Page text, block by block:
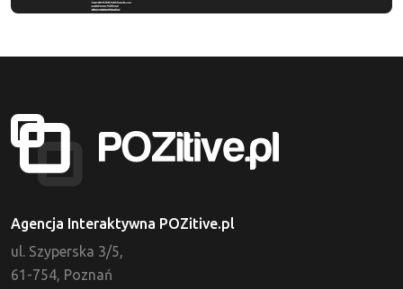
Agencja Interaktywna POZitive.pl
ul. Szyperska 3/5,
61-754, Poznań